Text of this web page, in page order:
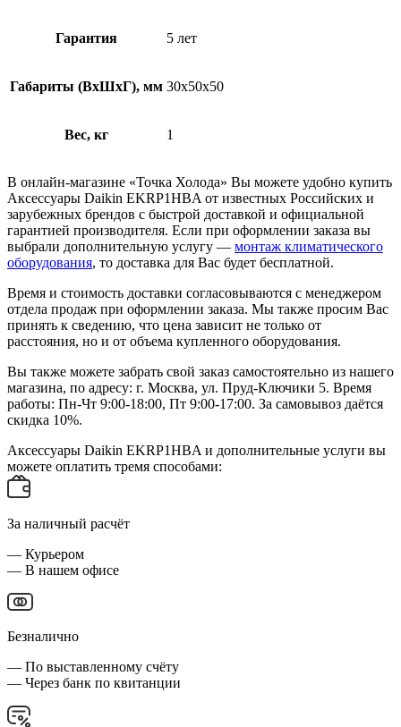
Гарантия 5 лет
Габариты (ВхШхГ), мм 30х50х50
Вес, кг 1
В онлайн-магазине «Точка Холода» Вы можете удобно купить
Аксессуары Daikin EKRP1HBA от известных Российских и
зарубежных брендов с быстрой доставкой и официальной
гарантией производителя. Если при оформлении заказа вы
выбрали дополнительную услугу — монтаж климатического
оборудования, то доставка для Вас будет бесплатной.
Время и стоимость доставки согласовываются с менеджером
отдела продаж при оформлении заказа. Мы также просим Вас
принять к сведению, что цена зависит не только от
расстояния, но и от объема купленного оборудования.
Вы также можете забрать свой заказ самостоятельно из нашего
магазина, по адресу: г. Москва, ул. Пруд-Ключики 5. Время
работы: Пн-Чт 9:00-18:00, Пт 9:00-17:00. За самовывоз даётся
скидка 10%.
Аксессуары Daikin EKRP1HBA и дополнительные услуги вы
можете оплатить тремя способами:
За наличный расчёт
— Курьером
— В нашем офисе
Безналично
— По выставленному счёту
— Через банк по квитанции